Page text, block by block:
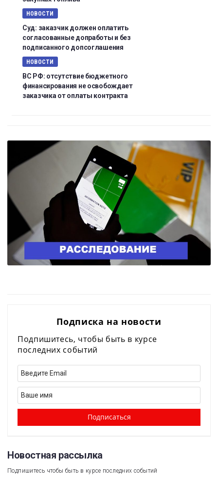
НОВОСТИ
Суд: заказчик должен оплатить
согласованные допработы и без
подписанного допсоглашения
НОВОСТИ
ВС РФ: отсутствие бюджетного
финансирования не освобождает
заказчика от оплаты контракта
Подписка на новости
Подпишитесь, чтобы быть в курсе
последних событий
Новостная рассылка​
Подпишитесь чтобы быть в курсе последних событий